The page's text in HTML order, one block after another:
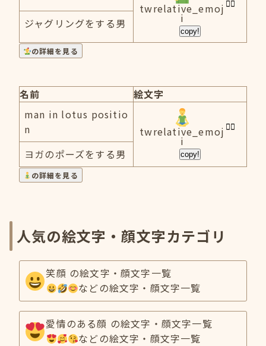
twrelative_emoj
i
copy!
ジャグリングをする男
の詳細を見る
名前
絵文字
man in lotus positio
n
twrelative_emoj
i
copy!
ヨガのポーズをする男
の詳細を見る
人気の絵文字・顔文字カテゴリ
笑顔 の絵文字・顔文字一覧
などの絵文字・顔文字一覧
愛情のある顔 の絵文字・顔文字一覧
などの絵文字・顔文字一覧